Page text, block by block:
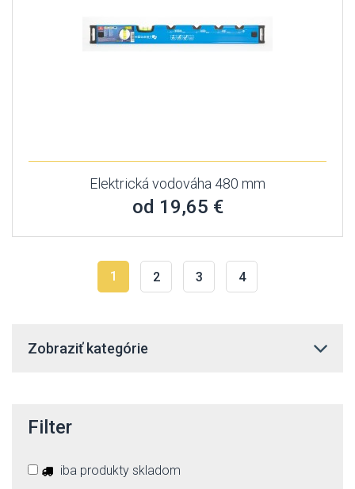
Elektrická vodováha 480 mm
od 19,65 €
1 2 3 4
Zobraziť kategórie
Filter
iba produkty skladom